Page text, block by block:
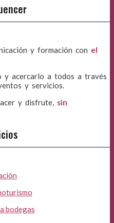
y formación con el
y acercarlo a todos a través
y servicios.
y disfrute, sin
bodegas